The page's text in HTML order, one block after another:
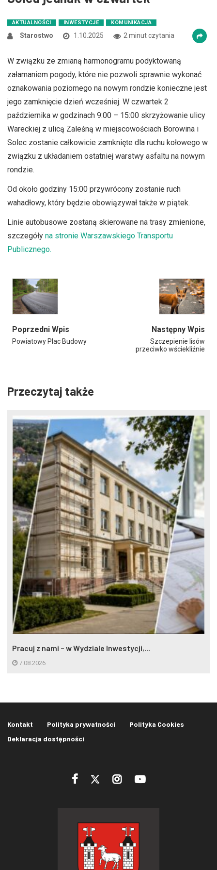
AKTUALNOŚCI INWESTYCJE KOMUNIKACJA
Starostwo 1.10.2025 2 minut czytania
W związku ze zmianą harmonogramu podyktowaną
załamaniem pogody, które nie pozwoli sprawnie wykonać
oznakowania poziomego na nowym rondzie konieczne jest
jego zamknięcie dzień wcześniej. W czwartek 2
października w godzinach 9:00 – 15:00 skrzyżowanie ulicy
Wareckiej z ulicą Zaleśną w miejscowościach Borowina i
Solec zostanie całkowicie zamknięte dla ruchu kołowego w
związku z układaniem ostatniej warstwy asfaltu na nowym
rondzie.
Od około godziny 15:00 przywrócony zostanie ruch
wahadłowy, który będzie obowiązywał także w piątek.
Linie autobusowe zostaną skierowane na trasy zmienione,
szczegóły na stronie Warszawskiego Transportu
Publicznego.
Poprzedni Wpis
Powiatowy Plac Budowy
Następny Wpis
Szczepienie lisów
przeciwko wściekliźnie
Przeczytaj także
Pracuj z nami – w Wydziale Inwestycji,...
7.08.2026
Kontakt Polityka prywatności
Polityka Cookies
Deklaracja dostępności